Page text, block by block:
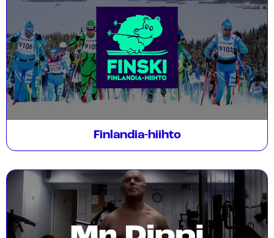
Finlandia-hiihto